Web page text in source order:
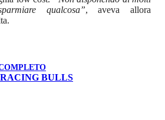
qualcosa”, aveva allora
RACING BULLS